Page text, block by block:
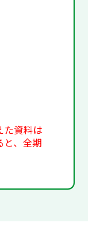
た資料は
と、全期